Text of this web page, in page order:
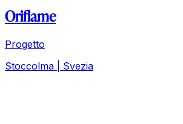
Oriflame
Progetto
Stoccolma | Svezia